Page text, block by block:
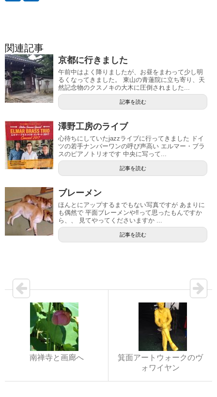
関連記事
京都に行きました
午前中はよく降りましたが、お昼をまわって少し明
るくなってきました。 東山の青蓮院に立ち寄り、天
然記念物のクスノキの大木に圧倒されました...
記事を読む
澤野工房のライブ
心待ちにしていたjazzライブに行ってきました ドイ
ツの若手ナンバーワンの呼び声高い エルマー・ブラ
スのピアノトリオです 中央に写って...
記事を読む
ブレーメン
ほんとにアップするまでもない写真ですが あまりに
も偶然で 平面ブレーメンや‼︎って思ったもんですか
ら、、 見てやってくださいますか ...
記事を読む
南禅寺と画廊へ
箕面アートウォークのヴ
ォワイヤン